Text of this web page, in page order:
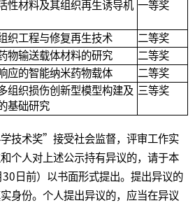
性材料及其组织再生诱导机 一等奖
织工程与修复再生技术
二等奖
物输送载体材料的研究
二等奖
应的智能纳米药物载体
二等奖
组织损伤创新型模型构建及
基础研究
三等奖
技术奖”接受社会监督，评审工作实
个人对上述公示持有异议的，请于本
日前）以书面形式提出。提出异议的
身份。个人提出异议的，应当在异议